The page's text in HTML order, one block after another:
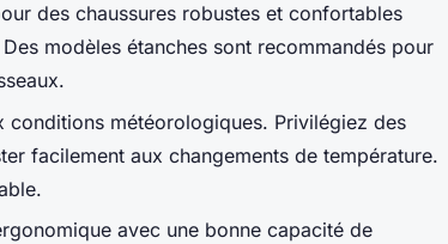
des chaussures robustes et confortables
Des modèles étanches sont recommandés pour
conditions météorologiques. Privilégiez des
facilement aux changements de température.
avec une bonne capacité de